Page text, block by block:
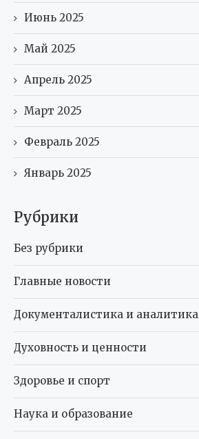
Июнь 2025
Май 2025
Апрель 2025
Март 2025
Февраль 2025
Январь 2025
Рубрики
Без рубрики
Главные новости
Документалистика и аналитика
Духовность и ценности
Здоровье и спорт
Наука и образование